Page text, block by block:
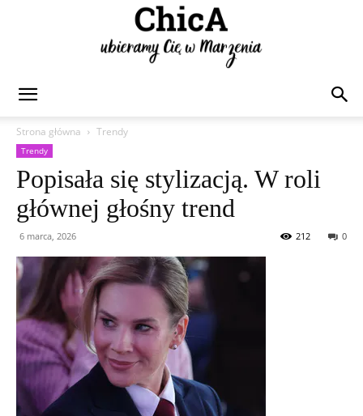
Strona główna
Trendy
Trendy
Popisała się stylizacją. W roli
głównej głośny trend
6 marca, 2026 0
212